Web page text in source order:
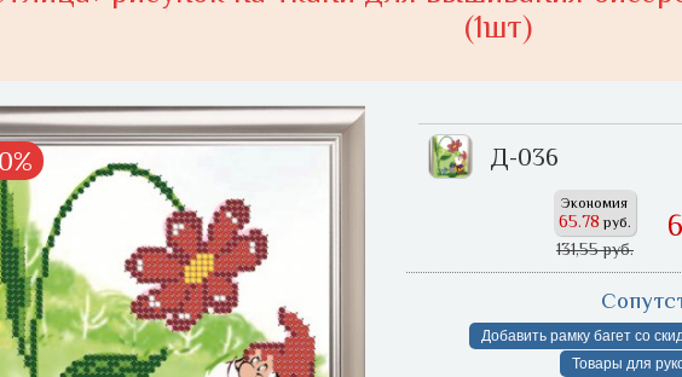
(1шт)
Д-036
Экономия
65.78 руб.
131,55 руб.
Добавить рамку багет со
Товары для